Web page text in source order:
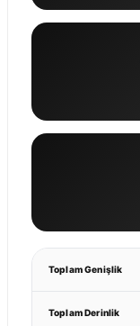
Toplam Genişlik
Toplam Derinlik